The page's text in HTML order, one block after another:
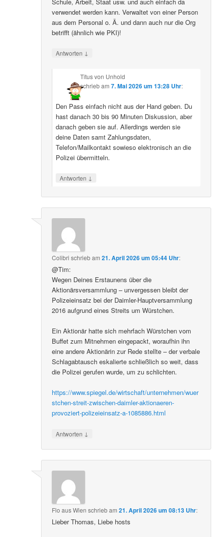
verwendet werden kann. Verwaltet von einer Person
aus dem Personal o. Ä. und dann auch nur die Org
betrifft (ähnlich wie PKI)!
Antworten ↓
Titus von Unhold
schriebam 7. Mai 2026 um 13:28 Uhr:
Den Pass einfach nicht aus der Hand geben. Du
hast danach 30 bis 90 Minuten Diskussion, aber
danach geben sie auf. Allerdings werden sie
deine Daten samt Zahlungsdaten,
Telefon/Mailkontakt sowieso elektronisch an die
Polizei übermitteln.
Antworten ↓
Colibri schriebam21. April 2026 um 05:44 Uhr:
@Tim:
Wegen Deines Erstaunens über die
Aktionärsversammlung – unvergessen bleibt der
Polizeieinsatz bei der Daimler-Hauptversammlung
2016 aufgrund eines Streits um Würstchen.
Ein Aktionär hatte sich mehrfach Würstchen vom
Buffet zum Mitnehmen eingepackt, woraufhin ihn
eine andere Aktionärin zur Rede stellte – der verbale
Schlagabtausch eskalierte schließlich so weit, dass
die Polizei gerufen wurde, um zu schlichten.
https://www.spiegel.de/wirtschaft/unternehmen/wuer
stchen-streit-zwischen-daimler-aktionaeren-
provoziert-polizeieinsatz-a-1085886.html
Antworten ↓
Flo aus Wien schriebam21. April 2026 um 08:13 Uhr:
Lieber Thomas, Liebe hosts